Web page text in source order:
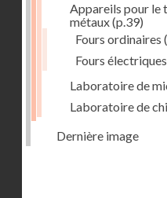
Appareils pour le
métaux(p.39)
Fours ordinaires
Fours électriques
Laboratoire de
Laboratoire de
Dernière image